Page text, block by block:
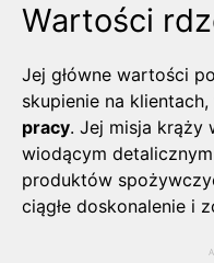
Wartości
Jej główne wartości
skupienie na
pracy. Jej misja krąży
wiodącym
produktów
ciągłe doskonalenie i